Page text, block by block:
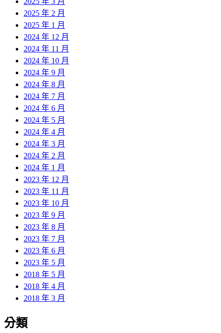
2025 年 2 月
2025 年 1 月
2024 年 12 月
2024 年 11 月
2024 年 10 月
2024 年 9 月
2024 年 8 月
2024 年 7 月
2024 年 6 月
2024 年 5 月
2024 年 4 月
2024 年 3 月
2024 年 2 月
2024 年 1 月
2023 年 12 月
2023 年 11 月
2023 年 10 月
2023 年 9 月
2023 年 8 月
2023 年 7 月
2023 年 6 月
2023 年 5 月
2018 年 5 月
2018 年 4 月
2018 年 3 月
分類